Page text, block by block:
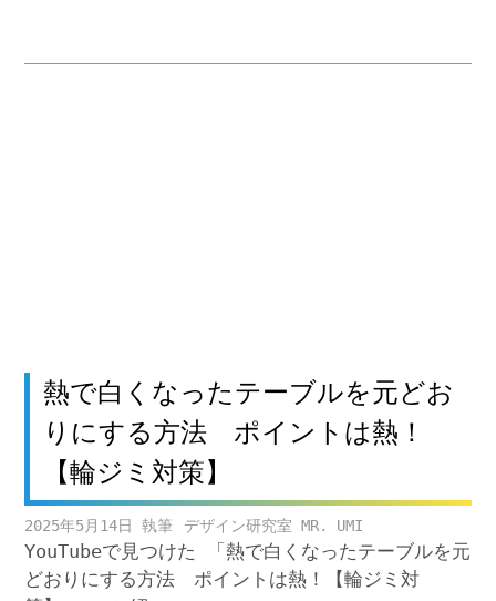
熱で白くなったテーブルを元どお
りにする方法 ポイントは熱！
【輪ジミ対策】
2025年5月14日 デザイン研究室 MR. UMI
YouTubeで見つけた 「熱で白くなったテーブルを元
どおりにする方法 ポイントは熱！【輪ジミ対